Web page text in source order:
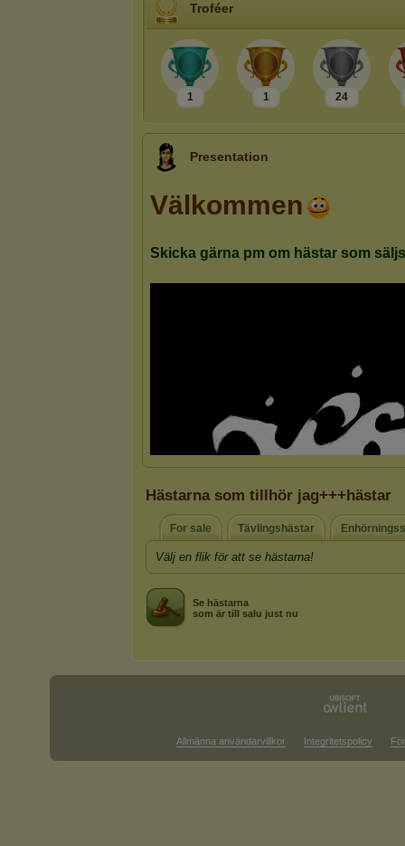
Troféer
1 1 24
Presentation
Hästarna som tillhör jag+++hästar
For sale Tävlingshästar
Välj en flik för att se hästarna!
Se hästarna
som är till salu just nu
Allmänna användarvillkor Integritetspolicy